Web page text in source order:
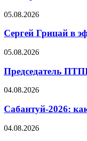
05.08.2026
Сергей Грицай в
05.08.2026
Председатель
04.08.2026
Сабантуй-2026:
04.08.2026